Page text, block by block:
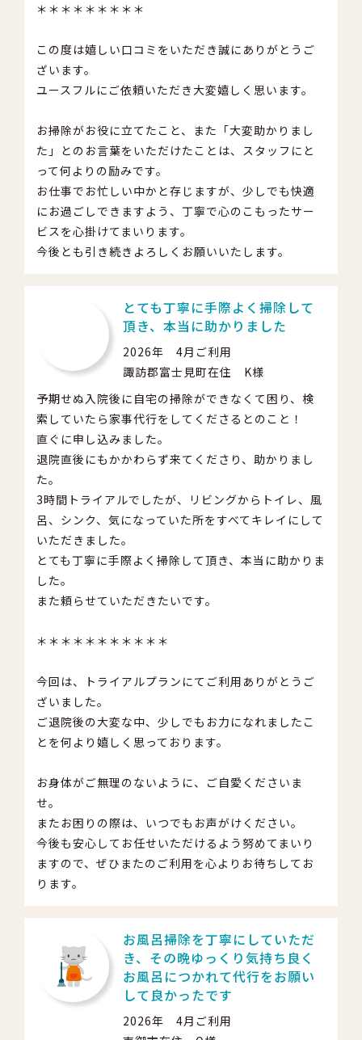
＊＊＊＊＊＊＊＊＊
この度は嬉しい口コミをいただき誠にありがとうご
ざいます。
ユースフルにご依頼いただき大変嬉しく思います。
お掃除がお役に立てたこと、また「大変助かりまし
た」とのお言葉をいただけたことは、スタッフにと
って何よりの励みです。
お仕事でお忙しい中かと存じますが、少しでも快適
にお過ごしできますよう、丁寧で心のこもったサー
ビスを心掛けてまいります。
今後とも引き続きよろしくお願いいたします。
とても丁寧に手際よく掃除して
頂き、本当に助かりました
2026年 4月ご利用
諏訪郡富士見町在住 K様
予期せぬ入院後に自宅の掃除ができなくて困り、検
索していたら家事代行をしてくださるとのこと！
直ぐに申し込みました。
退院直後にもかかわらず来てくださり、助かりまし
た。
3時間トライアルでしたが、リビングからトイレ、風
呂、シンク、気になっていた所をすべてキレイにして
いただきました。
とても丁寧に手際よく掃除して頂き、本当に助かりま
した。
また頼らせていただきたいです。
＊＊＊＊＊＊＊＊＊＊＊
今回は、トライアルプランにてご利用ありがとうご
ざいました。
ご退院後の大変な中、少しでもお力になれましたこ
とを何より嬉しく思っております。
お身体がご無理のないように、ご自愛くださいま
せ。
またお困りの際は、いつでもお声がけください。
今後も安心してお任せいただけるよう努めてまいり
ますので、ぜひまたのご利用を心よりお待ちしてお
ります。
お風呂掃除を丁寧にしていただ
き、その晩ゆっくり気持ち良く
お風呂につかれて代行をお願い
して良かったです
2026年 4月ご利用